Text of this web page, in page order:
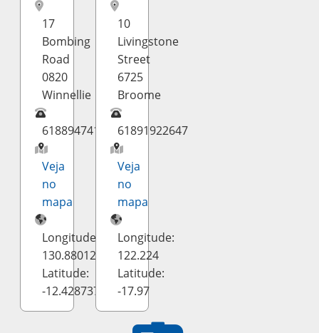
17
Bombing
Road
0820
Winnellie
61889474140
Veja
no
mapa
Longitude:
130.880127
Latitude:
-12.428737
10
Livingstone
Street
6725
Broome
61891922647
Veja
no
mapa
Longitude:
122.224
Latitude:
-17.97